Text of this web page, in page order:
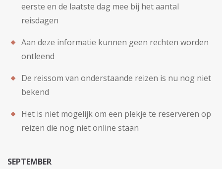
eerste en de laatste dag mee bij het aantal
reisdagen
Aan deze informatie kunnen geen rechten worden
ontleend
De reissom van onderstaande reizen is nu nog niet
bekend
Het is niet mogelijk om een plekje te reserveren op
reizen die nog niet online staan
SEPTEMBER